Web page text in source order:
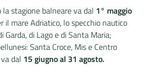
stagione balneare va dal 1° maggio
il mare Adriatico, lo specchio nautico
Garda, di Lago e di Santa Maria;
Santa Croce, Mis e Centro
dal 15 giugno al 31 agosto.